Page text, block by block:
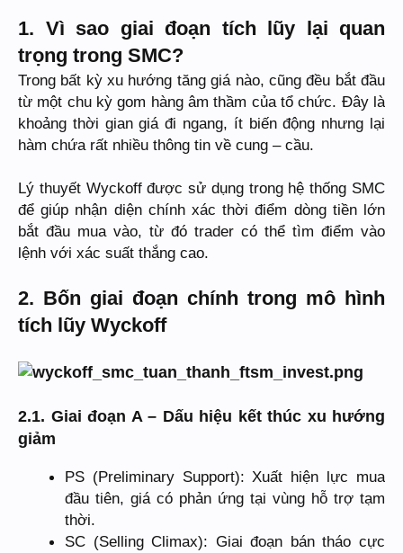
1. Vì sao giai đoạn tích lũy lại quan
trọng trong SMC?
Trong bất kỳ xu hướng tăng giá nào, cũng đều bắt đầu
từ một chu kỳ gom hàng âm thầm của tổ chức. Đây là
khoảng thời gian giá đi ngang, ít biến động nhưng lại
hàm chứa rất nhiều thông tin về cung – cầu.
Lý thuyết Wyckoff được sử dụng trong hệ thống SMC
để giúp nhận diện chính xác thời điểm dòng tiền lớn
bắt đầu mua vào, từ đó trader có thể tìm điểm vào
lệnh với xác suất thắng cao.
2. Bốn giai đoạn chính trong mô hình
tích lũy Wyckoff
2.1. Giai đoạn A – Dấu hiệu kết thúc xu hướng
giảm
PS (Preliminary Support): Xuất hiện lực mua
đầu tiên, giá có phản ứng tại vùng hỗ trợ tạm
thời.
SC (Selling Climax): Giai đoạn bán tháo cực